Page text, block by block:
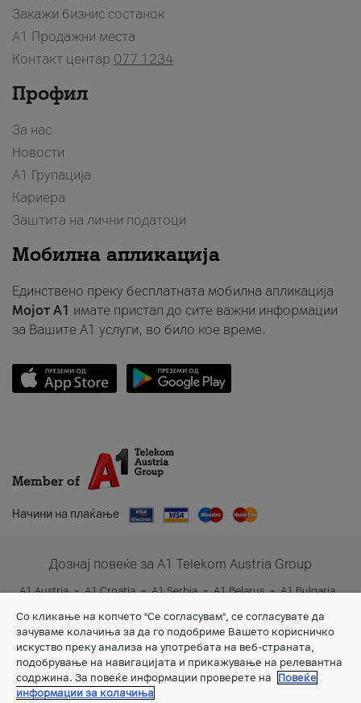
Закажи бизнис состанок
A1 Продажни места
Контакт центар 077 1234
Профил
За нас
Новости
А1 Групација
Кариера
Заштита на лични податоци
Мобилна апликација
Единствено преку бесплатната мобилна апликација
Мојот A1 имате пристап до сите важни информации
за Вашите A1 услуги, во било кое време.
Member of
Начини на плаќање
Дознај повеќе за A1 Telekom Austria Group
A1 Austria A1 Croatia A1 Serbia A1 Belarus
A1 Bulgaria
A1 Slovenia
A1 Digital
Со кликање на копчето "Се согласувам", се согласувате да
зачуваме колачиња за да го подобриме Вашето корисничко
искуство преку анализа на употребата на веб-страната,
подобрување на навигацијата и прикажување на релевантна
содржина. За повеќе информации проверете на
Повеќе
информации за колачиња